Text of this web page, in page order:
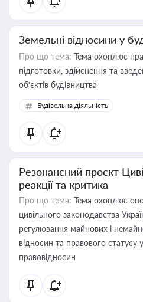
Земельні відносини у
Про що тема: Тема охоплює
підготовки, здійснення та
об’єктів будівництва
Будівельна діяльність
Резонансний проєкт
реакції та критика
Про що тема: Тема охоплює
цивільного законодавства
регулювання майнових і
відносин та правового статусу
правовідносин